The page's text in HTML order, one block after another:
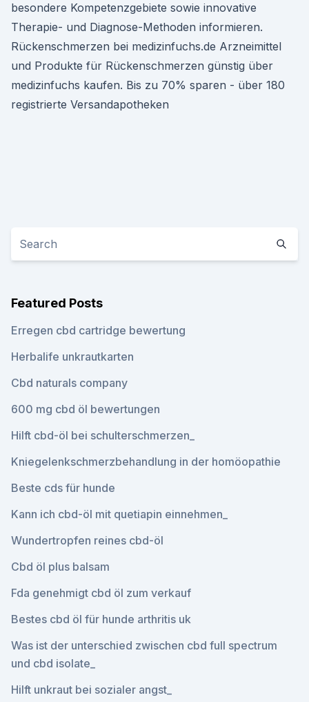
besondere Kompetenzgebiete sowie innovative
Therapie- und Diagnose-Methoden informieren.
Rückenschmerzen bei medizinfuchs.de Arzneimittel
und Produkte für Rückenschmerzen günstig über
medizinfuchs kaufen. Bis zu 70% sparen - über 180
registrierte Versandapotheken
Featured Posts
Erregen cbd cartridge bewertung
Herbalife unkrautkarten
Cbd naturals company
600 mg cbd öl bewertungen
Hilft cbd-öl bei schulterschmerzen_
Kniegelenkschmerzbehandlung in der homöopathie
Beste cds für hunde
Kann ich cbd-öl mit quetiapin einnehmen_
Wundertropfen reines cbd-öl
Cbd öl plus balsam
Fda genehmigt cbd öl zum verkauf
Bestes cbd öl für hunde arthritis uk
Was ist der unterschied zwischen cbd full spectrum
und cbd isolate_
Hilft unkraut bei sozialer angst_